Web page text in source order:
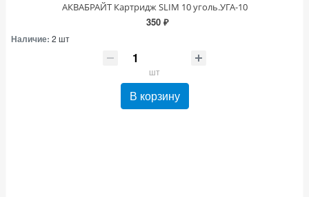
АКВАБРАЙТ Картридж SLIM 10 уголь.УГА-10
350 ₽
Наличие: 2 шт
шт
В корзину